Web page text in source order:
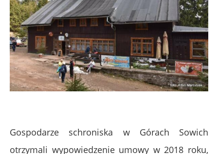
Gospodarze schroniska w Górach Sowich
otrzymali wypowiedzenie umowy w 2018 roku,